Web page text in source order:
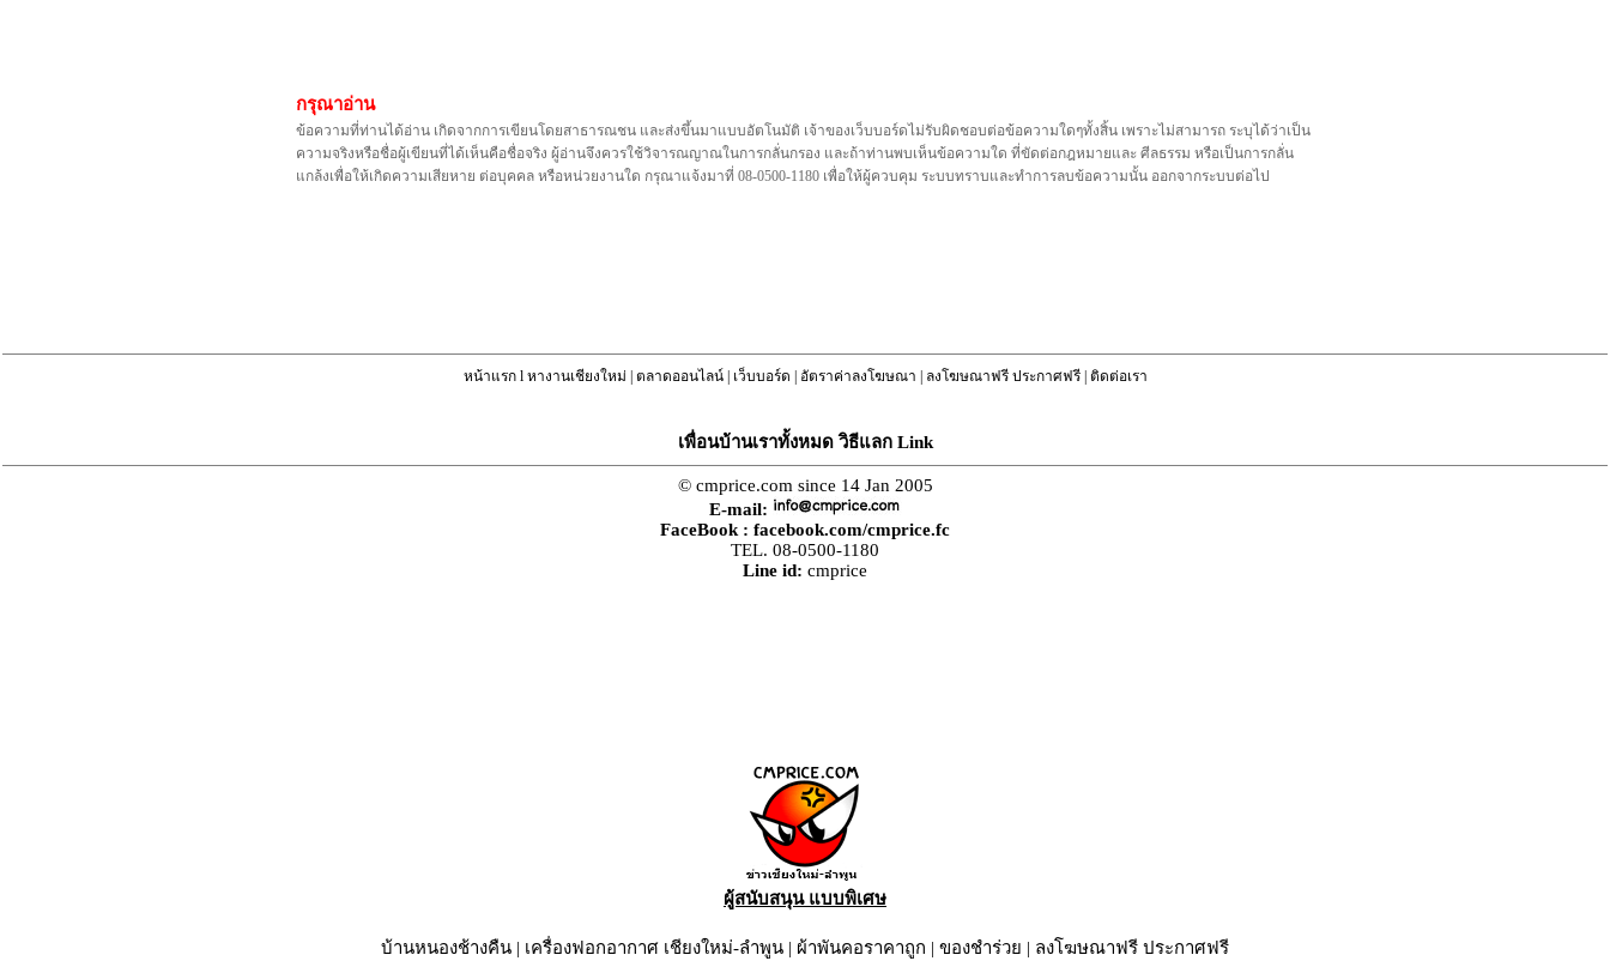
กรุณาอ่าน
ข้อความที่ท่านได้อ่าน เกิดจากการเขียนโดยสาธารณชน และส่งขึ้นมาแบบอัตโนมัติ เจ้าของเว็บบอร์ดไม่รับผิดชอบต่อข้อความใดๆทั้งสิ้น เพราะไม่สามารถ ระบุได้ว่าเป็น
ความจริงหรือชื่อผู้เขียนที่ได้เห็นคือชื่อจริง ผู้อ่านจึงควรใช้วิจารณญาณในการกลั่นกรอง และถ้าท่านพบเห็นข้อความใด ที่ขัดต่อกฎหมายและ ศีลธรรม หรือเป็นการกลั่น
แกล้งเพื่อให้เกิดความเสียหาย ต่อบุคคล หรือหน่วยงานใด กรุณาแจ้งมาที่ 08-0500-1180 เพื่อให้ผู้ควบคุม ระบบทราบและทำการลบข้อความนั้น ออกจากระบบต่อไป
หน้าแรกl หางานเชียงใหม่ | ตลาดออนไลน์| เว็บบอร์ด | อัตราค่าลงโฆษณา | ลงโฆษณาฟรี ประกาศฟรี| ติดต่อเรา
เพื่อนบ้านเราทั้งหมด วิธีแลก Link
© cmprice.com since 14 Jan 2005
E-mail:
FaceBook : facebook.com/cmprice.fc
TEL. 08-0500-1180
Line id: cmprice
ผู้สนับสนุน แบบพิเศษ
บ้านหนองช้างคืน | เครื่องฟอกอากาศ เชียงใหม่-ลำพูน | ผ้าพันคอราคาถูก | ของชำร่วย | ลงโฆษณาฟรี ประกาศฟรี